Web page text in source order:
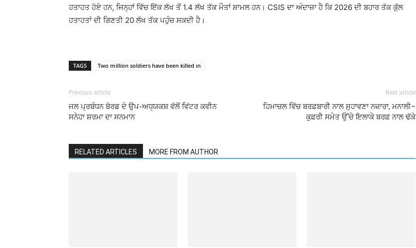
ਹਤਾਹਤ ਹੋਏ ਹਨ, ਜਿਨ੍ਹਾਂ ਵਿੱਚ ਇੱਕ ਲੱਖ ਤੋਂ 1.4 ਲੱਖ ਤੱਕ ਮੌਤਾਂ ਸ਼ਾਮਲ ਹਨ। CSIS ਦਾ ਅੰਦਾਜ਼ਾ ਹੈ ਕਿ 2026 ਦੀ ਬਹਾਰ ਤੱਕ ਕੁੱਲ
ਹਤਾਹਤਾਂ ਦੀ ਗਿਣਤੀ 20 ਲੱਖ ਤੱਕ ਪਹੁੰਚ ਸਕਦੀ ਹੈ।
TAGS Two million soldiers have been killed in
Previous article
ਜਲ ਪ੍ਰਬੰਧਨ ਬੋਰਡ ਦੇ ਉਪ-ਅਧ੍ਯਕਸ਼ ਵੱਲੋਂ ਵਿਂਟਰ ਕਵੀਨ
ਸਨੇਹਾ ਸ਼ਰਮਾ ਦਾ ਸਨਮਾਨ
Next article
ਹਿਮਾਚਲ ਵਿੱਚ ਬਰਫ਼ਬਾਰੀ ਨਾਲ ਸੁਹਾਵਣਾ ਨਜ਼ਾਰਾ, ਮਨਾਲੀ–
ਕੁਫ਼ਰੀ ਸਮੇਤ ਉੱਚੇ ਇਲਾਕੇ ਬਰਫ਼ ਨਾਲ ਢੱਕੇ
RELATED ARTICLES MORE FROM AUTHOR